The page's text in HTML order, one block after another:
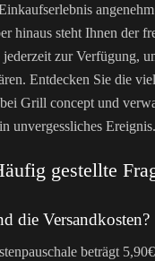
hinaus steht Ihnen der
zur Verfügung,
Entdecken Sie die
Grill concept und
unvergessliches Ereignis.
gestellte
die Versandkosten?
beträgt